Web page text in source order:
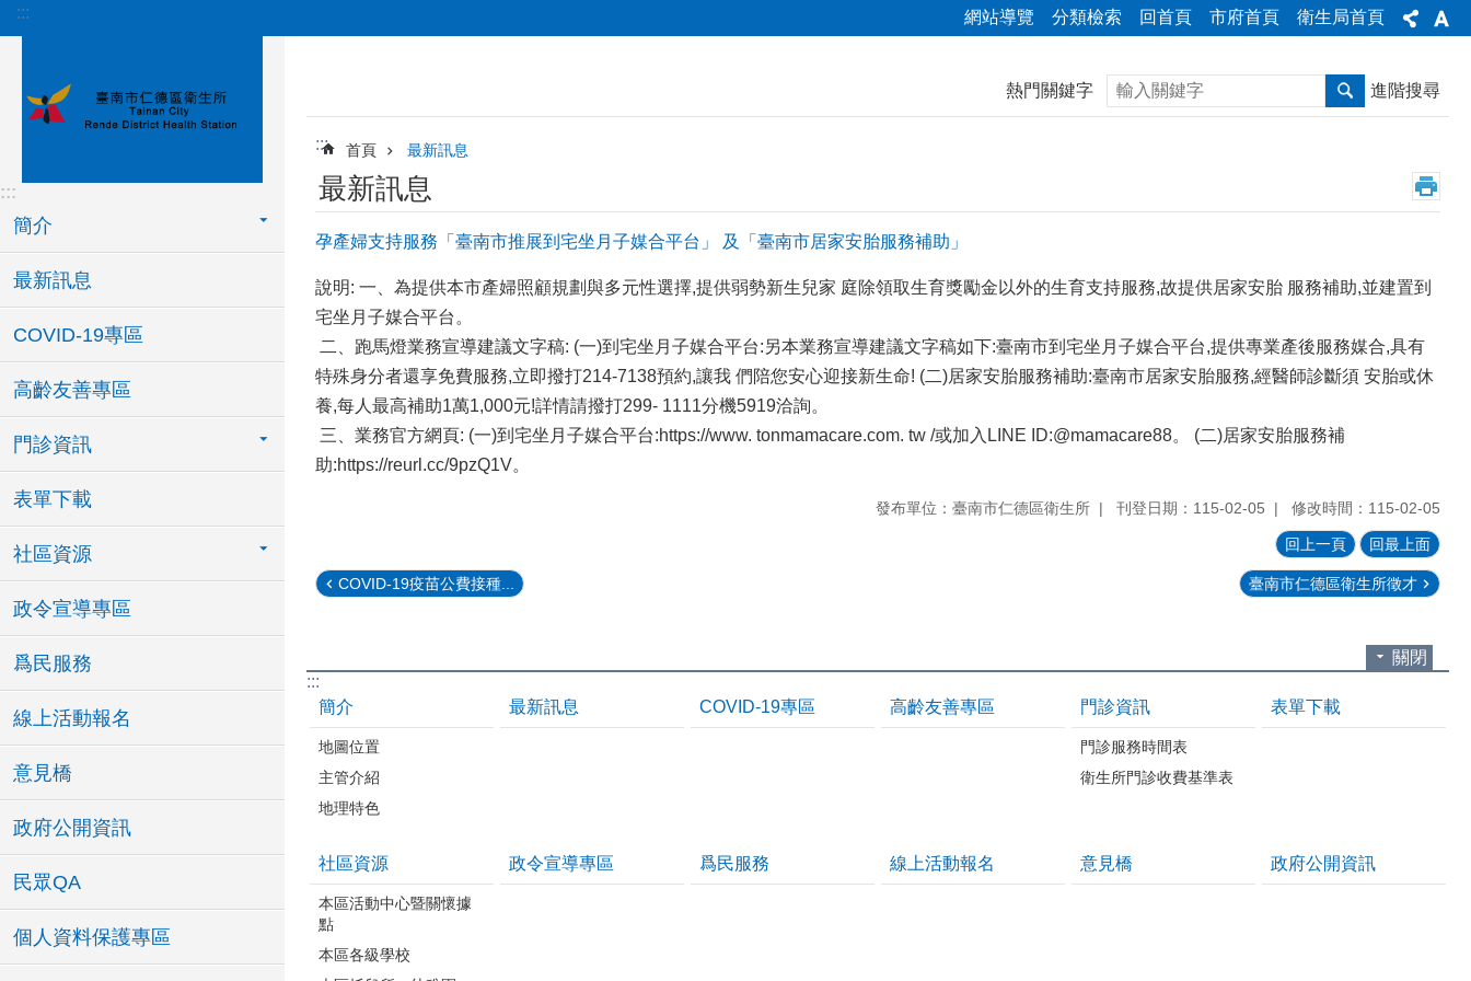
跳到主要內容區塊
::: 網站導覽 分類檢索 回首頁 市府首頁 衛生局首頁
:::
簡介
最新訊息
COVID-19專區
高齡友善專區
門診資訊
表單下載
社區資源
政令宣導專區
爲民服務
線上活動報名
意見橋
政府公開資訊
民眾QA
個人資料保護專區
熱門關鍵字 搜尋 進階搜尋
::: 首頁 最新訊息
最新訊息
孕產婦支持服務「臺南市推展到宅坐月子媒合平台」 及「臺南市居家安胎服務補助」
說明: 一、為提供本市產婦照顧規劃與多元性選擇,提供弱勢新生兒家 庭除領取生育獎勵金以外的生育支持服務,故提供居家安胎 服務補助,並建置到
宅坐月子媒合平台。
二、跑馬燈業務宣導建議文字稿: (一)到宅坐月子媒合平台:另本業務宣導建議文字稿如下:臺南市到宅坐月子媒合平台,提供專業產後服務媒合,具有
特殊身分者還享免費服務,立即撥打214-7138預約,讓我 們陪您安心迎接新生命! (二)居家安胎服務補助:臺南市居家安胎服務,經醫師診斷須 安胎或休
養,每人最高補助1萬1,000元!詳情請撥打299- 1111分機5919洽詢。
三、業務官方網頁: (一)到宅坐月子媒合平台:https://www. tonmamacare.com. tw /或加入LINE ID:@mamacare88。 (二)居家安胎服務補
助:https://reurl.cc/9pzQ1V。
發布單位：臺南市仁德區衛生所 刊登日期：115-02-05 修改時間：115-02-05
回上一頁 回最上面
COVID-19疫苗公費接種... 臺南市仁德區衛生所徵才
關閉
:::
簡介
地圖位置
主管介紹
地理特色
最新訊息 COVID-19專區 高齡友善專區 門診資訊
門診服務時間表
衛生所門診收費基準表
表單下載
社區資源
本區活動中心暨關懷據
點
本區各級學校
政令宣導專區 爲民服務 線上活動報名 意見橋 政府公開資訊